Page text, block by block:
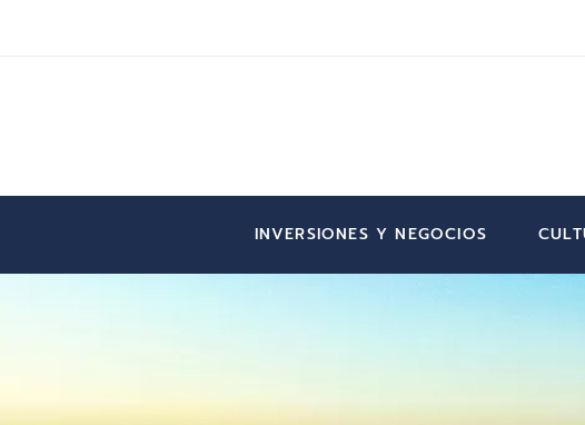
INVERSIONES Y NEGOCIOS